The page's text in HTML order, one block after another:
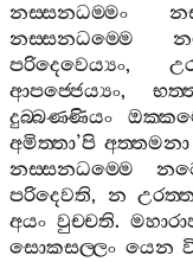
නස‍්සනධම‍්මං
නස‍්සනධම‍්මෙ
පරිදෙවෙය්‍යං,
ආපජ‍්ජෙය්‍යං,
දුබ‍්බණ‍්ණියං
අමිත‍්තා’පි අත‍්තමනා
නස‍්සනධම‍්මෙ
පරිදෙවති, න
අයං වුච‍්චති.
සොකසල‍්ලං යෙන